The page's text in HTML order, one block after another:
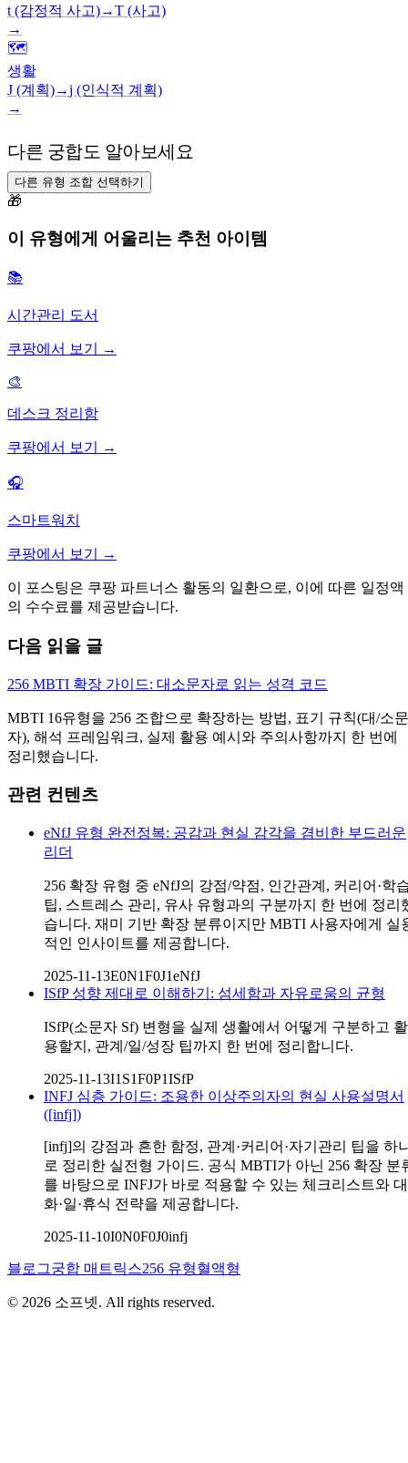
t (감정적 사고)→T (사고)
→
🗺️
생활
J (계획)→j (인식적 계획)
→
다른 궁합도 알아보세요
다른 유형 조합 선택하기
🎁
이 유형에게 어울리는 추천 아이템
📚
시간관리 도서
쿠팡에서 보기 →
🎨
데스크 정리함
쿠팡에서 보기 →
🎧
스마트워치
쿠팡에서 보기 →
이 포스팅은 쿠팡 파트너스 활동의 일환으로, 이에 따른 일정액
의 수수료를 제공받습니다.
다음 읽을 글
256 MBTI 확장 가이드: 대소문자로 읽는 성격 코드
MBTI 16유형을 256 조합으로 확장하는 방법, 표기 규칙(대/소문
자), 해석 프레임워크, 실제 활용 예시와 주의사항까지 한 번에
정리했습니다.
관련 컨텐츠
eNfJ 유형 완전정복: 공감과 현실 감각을 겸비한 부드러운
리더
256 확장 유형 중 eNfJ의 강점/약점, 인간관계, 커리어·학
팁, 스트레스 관리, 유사 유형과의 구분까지 한 번에 정리
습니다. 재미 기반 확장 분류이지만 MBTI 사용자에게 실
적인 인사이트를 제공합니다.
2025-11-13E0N1F0J1eNfJ
ISfP 성향 제대로 이해하기: 섬세함과 자유로움의 균형
ISfP(소문자 Sf) 변형을 실제 생활에서 어떻게 구분하고 활
용할지, 관계/일/성장 팁까지 한 번에 정리합니다.
2025-11-13I1S1F0P1ISfP
INFJ 심층 가이드: 조용한 이상주의자의 현실 사용설명서
([infj])
[infj]의 강점과 흔한 함정, 관계·커리어·자기관리 팁을 하
로 정리한 실전형 가이드. 공식 MBTI가 아닌 256 확장 분
를 바탕으로 INFJ가 바로 적용할 수 있는 체크리스트와 대
화·일·휴식 전략을 제공합니다.
2025-11-10I0N0F0J0infj
블로그궁합 매트릭스256 유형혈액형
© 2026 소프넷. All rights reserved.